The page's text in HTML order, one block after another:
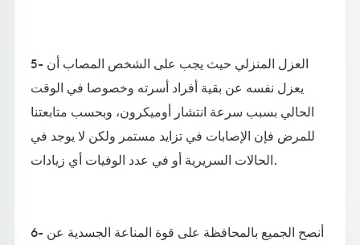
5- العزل المنزلي حيث يجب على الشخص المصاب أن
يعزل نفسه عن بقية أفراد أسرته وخصوصا في الوقت
الحالي بسبب سرعة انتشار أوميكرون، وبحسب متابعتنا
للمرض فإن الإصابات في تزايد مستمر ولكن لا يوجد في
الحالات السريرية أو في عدد الوفيات أي زيادات.
6- أنصح الجميع بالمحافظة على قوة المناعة الجسدية عن